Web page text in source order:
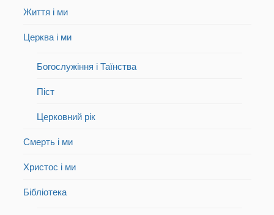
Життя і ми
Церква і ми
Богослужіння і Таїнства
Піст
Церковний рік
Смерть і ми
Христос і ми
Бібліотека